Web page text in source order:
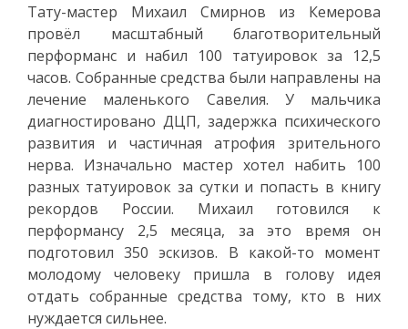
Тату-мастер Михаил Смирнов из Кемерова
провёл масштабный благотворительный
перформанс и набил 100 татуировок за 12,5
часов. Собранные средства были направлены на
лечение маленького Савелия. У мальчика
диагностировано ДЦП, задержка психического
развития и частичная атрофия зрительного
нерва. Изначально мастер хотел набить 100
разных татуировок за сутки и попасть в книгу
рекордов России. Михаил готовился к
перформансу 2,5 месяца, за это время он
подготовил 350 эскизов. В какой-то момент
молодому человеку пришла в голову идея
отдать собранные средства тому, кто в них
нуждается сильнее.